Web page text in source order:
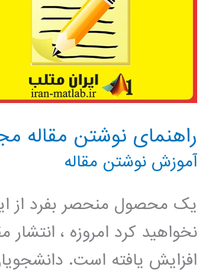
راهنمای نوشتن مقاله
آموزش نوشتن مقاله
یک محصول منحصر بفرد از
نخواهید کرد امروزه ،
افزایش یافته است.